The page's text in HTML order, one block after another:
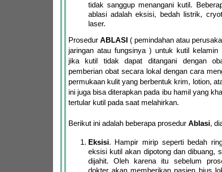
tidak sanggup menangani kutil.
ablasi adalah eksisi, bedah listrik,
laser.
Prosedur ABLASI( pemindahan atau
jaringan atau fungsinya ) untuk kutil kelamin
jika kutil tidak dapat ditangani dengan
pemberian obat secara lokal dengan cara
permukaan kulit yang berbentuk krim, lotion,
ini juga bisa diterapkan pada ibu hamil yang
tertular kutil pada saat melahirkan.
Berikut ini adalah beberapa prosedur Ablasi,
Eksisi. Hampir mirip seperti bedah
eksisi kutil akan dipotong dan dibuang,
dijahit. Oleh karena itu sebelum
dokter akan memberikan pasien bius